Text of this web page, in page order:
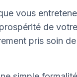
vous
de
pris soin